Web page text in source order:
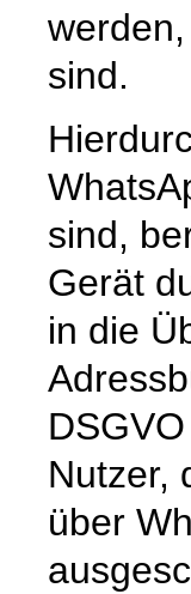
sind.
sind,
Gerät
in die
Nutzer,
über